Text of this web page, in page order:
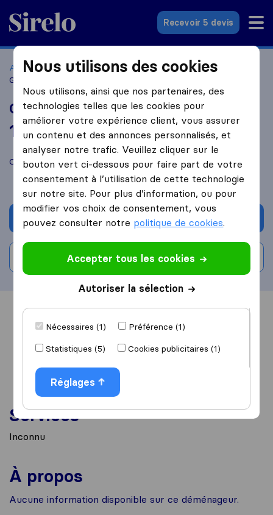
Sirelo.fr
Recevoir 5 devis
Accueil Déménageurs France
Déménageurs Nice
Gertosio
Gertosio
10,0 basé sur
avis Sirelo et Google
i
Comparez Gertosio avec d'autresdéménageurs àNice
Demander un devis
Rédiger un avis
Services
Inconnu
À propos
Aucune information disponible sur ce déménageur.
Nous utilisons des cookies
Nous utilisons, ainsi que nos partenaires, des
technologies telles que les cookies pour
améliorer votre expérience client, vous assurer
un contenu et des annonces personnalisés, et
analyser notre trafic. Veuillez cliquer sur le
bouton vert ci-dessous pour faire part de votre
consentement à l’utilisation de cette technologie
sur notre site. Pour plus d’information, ou pour
modifier vos choix de consentement, vous
pouvez consulter notre politique de cookies.
Accepter tous les cookies
Autoriser la sélection
Nécessaires (1)
Préférence (1)
Statistiques (5)
Cookies publicitaires (1)
Réglages